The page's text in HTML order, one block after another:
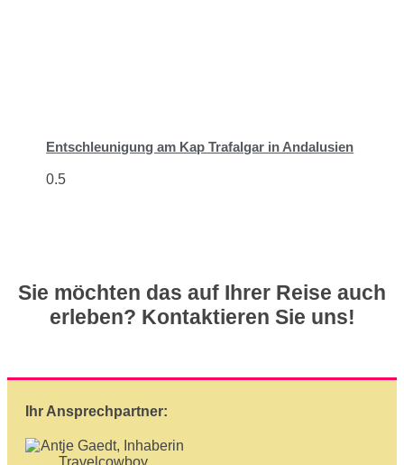
Entschleunigung am Kap Trafalgar in Andalusien
Sie möchten das auf Ihrer Reise auch
erleben? Kontaktieren Sie uns!
Ihr Ansprechpartner: